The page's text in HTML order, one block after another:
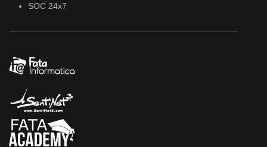
SOC 24x7